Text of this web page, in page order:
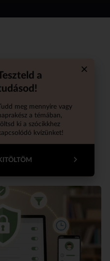
a
meg mennyire vagy
a témában,
ki a szócikkhez
kvízünket!